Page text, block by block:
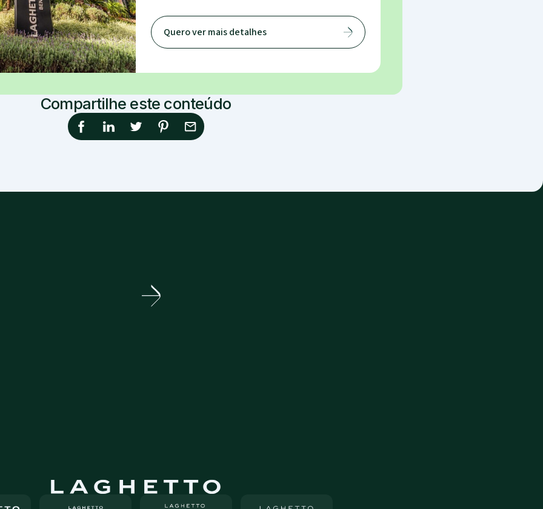
Quero ver mais detalhes
Compartilhe este conteúdo